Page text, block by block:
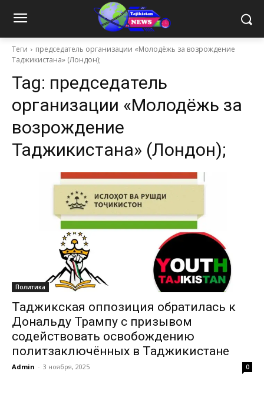
Теги
председатель организации «Молодёжь за возрождение
Таджикистана» (Лондон);
Tag: председатель
организации «Молодёжь за
возрождение
Таджикистана» (Лондон);
Политика
Таджикская оппозиция обратилась к
Дональду Трампу с призывом
содействовать освобождению
политзаключённых в Таджикистане
Admin - 3 ноября, 2025 0